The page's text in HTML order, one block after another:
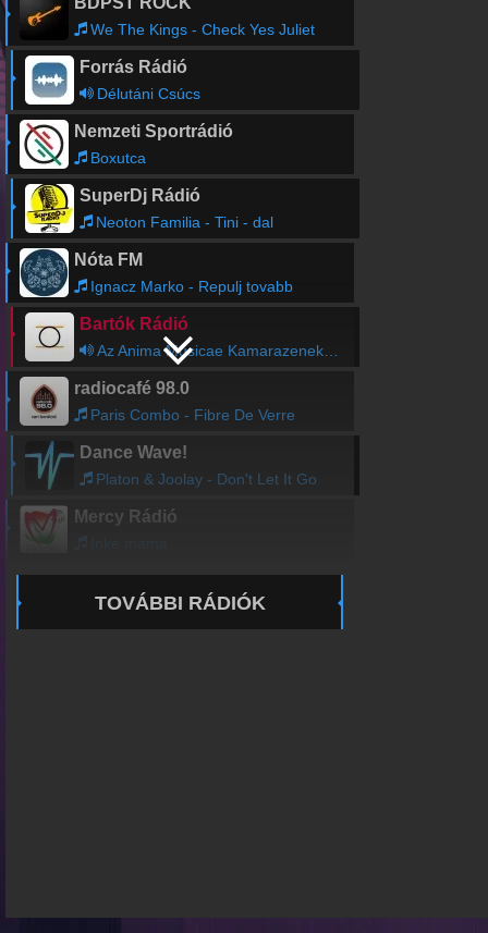
We The Kings - Check Yes Juliet
Forrás Rádió
Délutáni Csúcs
Nemzeti Sportrádió
Boxutca
SuperDj Rádió
Neoton Familia - Tini - dal
Nóta FM
Ignacz Marko - Repulj tovabb
Bartók Rádió
Az Anima Musicae Kamarazenekar hangversenye
radiocafé 98.0
Paris Combo - Fibre De Verre
Dance Wave!
Platon & Joolay - Don't Let It Go
Mercy Rádió
TOVÁBBI RÁDIÓK